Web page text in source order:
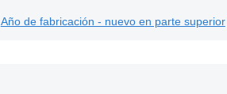
Año de fabricación - nuevo en parte superior